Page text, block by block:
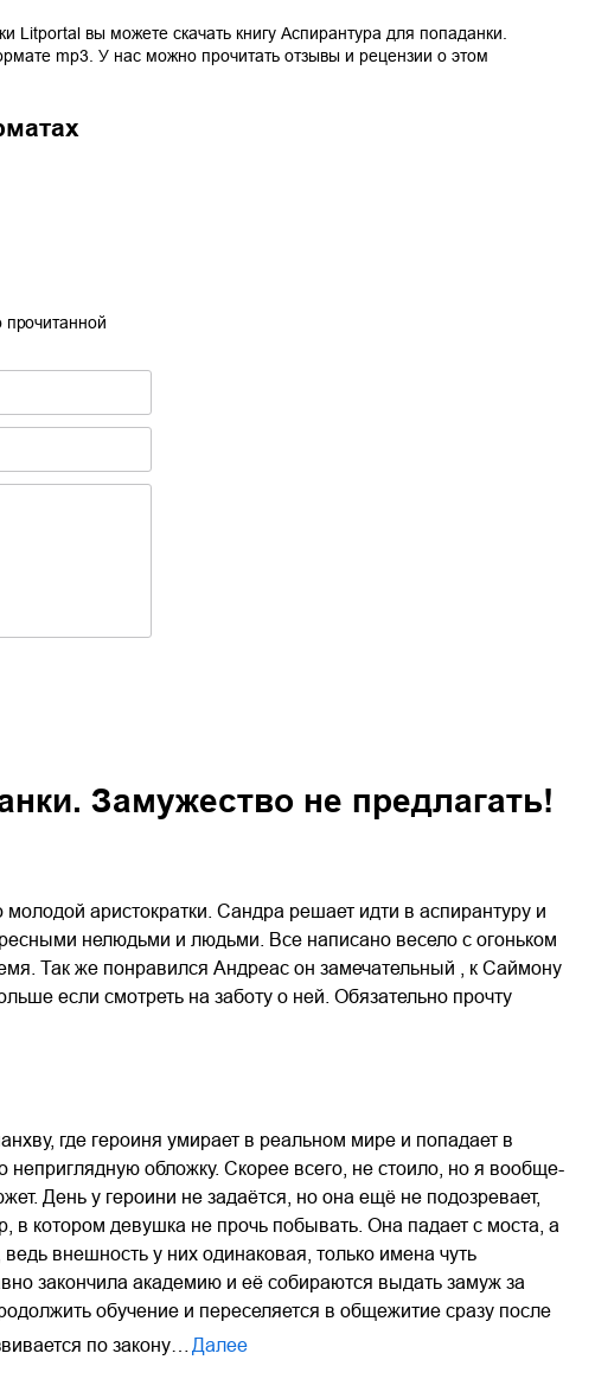
Litportal вы можете скачать книгу Аспирантура для попаданки.
mp3 . У нас можно прочитать отзывы и рецензии о этом
прочитанной
Замужество не предлагать!
аристократки. Сандра решает идти в аспирантуру и
нелюдьми и людьми. Все написано весело с огоньком
Так же понравился Андреас он замечательный , к Саймону
если смотреть на заботу о ней. Обязательно прочту
где героиня умирает в реальном мире и попадает в
обложку. Скорее всего, не стоило, но я вообще-
День у героини не задаётся, но она ещё не подозревает,
в котором девушка не прочь побывать. Она падает с моста, а
внешность у них одинаковая, только имена чуть
закончила академию и её собираются выдать замуж за
обучение и переселяется в общежитие сразу после
по закону…
Далее